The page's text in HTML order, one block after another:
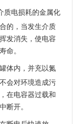
质电损耗的金属化
的，当发生介质
发消失，使电容
命。
体内，并充以氮
会对环境造成污
在电容器过载和
断开。